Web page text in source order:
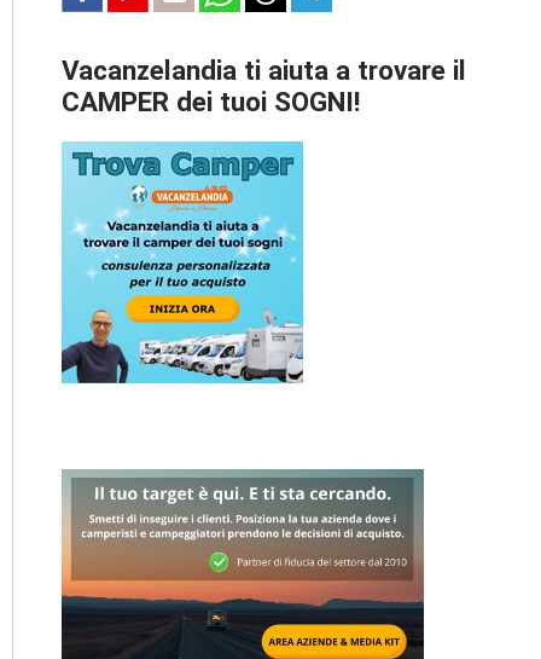
Vacanzelandia ti aiuta a trovare il
CAMPER dei tuoi SOGNI!